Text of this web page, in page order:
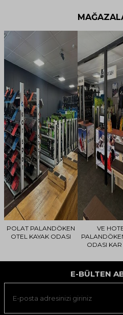
POLAT PALANDÖKEN
OTEL KAYAK ODASI
VE
ODASI
E-BÜLTEN